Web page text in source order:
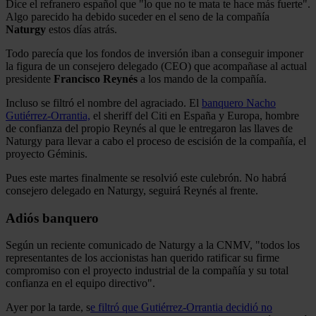
Dice el refranero español que "lo que no te mata te hace más fuerte".
Algo parecido ha debido suceder en el seno de la compañía
Naturgy estos días atrás.
Todo parecía que los fondos de inversión iban a conseguir imponer
la figura de un consejero delegado (CEO) que acompañase al actual
presidente Francisco Reynés a los mando de la compañía.
Incluso se filtró el nombre del agraciado. El banquero Nacho
Gutiérrez-Orrantia, el sheriff del Citi en España y Europa, hombre
de confianza del propio Reynés al que le entregaron las llaves de
Naturgy para llevar a cabo el proceso de escisión de la compañía, el
proyecto Géminis.
Pues este martes finalmente se resolvió este culebrón. No habrá
consejero delegado en Naturgy, seguirá Reynés al frente.
Adiós banquero
Según un reciente comunicado de Naturgy a la CNMV, "todos los
representantes de los accionistas han querido ratificar su firme
compromiso con el proyecto industrial de la compañía y su total
confianza en el equipo directivo".
Ayer por la tarde, se filtró que Gutiérrez-Orrantia decidió no